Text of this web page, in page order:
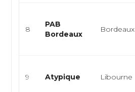
8
PAB
Bordeaux
Bordeaux
9 Atypique Libourne